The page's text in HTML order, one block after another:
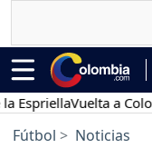
Vuelta a Colombia
Fútbol Noticias